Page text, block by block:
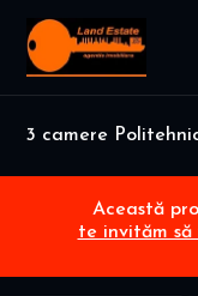
3 camere
Această
te invităm să